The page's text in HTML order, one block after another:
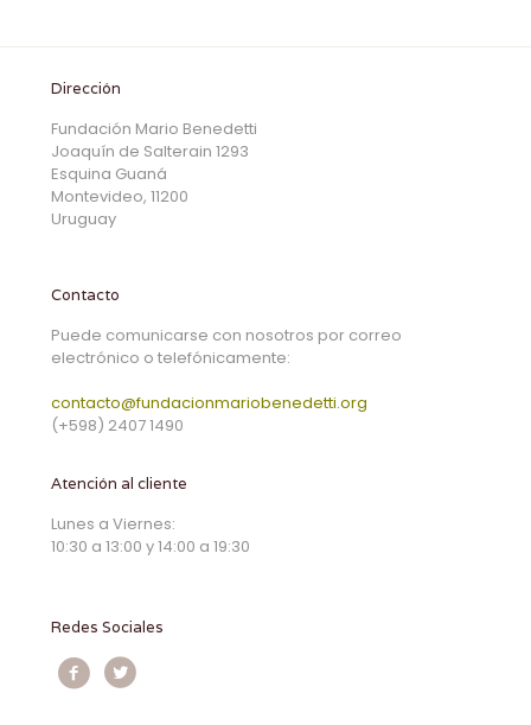
Dirección
Fundación Mario Benedetti
Joaquín de Salterain 1293
Esquina Guaná
Montevideo, 11200
Uruguay
Contacto
Puede comunicarse con nosotros por correo
electrónico o telefónicamente:
contacto@fundacionmariobenedetti.org
(+598) 2407 1490
Atención al cliente
Lunes a Viernes:
10:30 a 13:00 y 14:00 a 19:30
Redes Sociales